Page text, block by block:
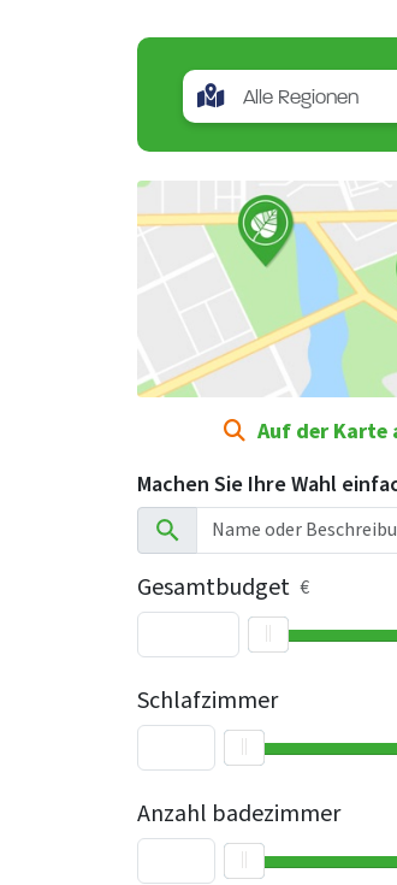
Auf der Karte
Machen Sie Ihre Wahl
Gesamtbudget €
Anzahl badezimmer
Schlafzimmer